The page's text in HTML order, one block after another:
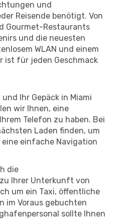
und
Reisende benötigt. Von
Gourmet-Restaurants
und die neuesten
WLAN und einem
ist für jeden Geschmack
Ihr Gepäck in Miami
wir Ihnen, eine
Telefon zu haben. Bei
Laden finden, um
einfache Navigation
die
Ihrer Unterkunft von
um ein Taxi, öffentliche
im Voraus gebuchten
sollte Ihnen